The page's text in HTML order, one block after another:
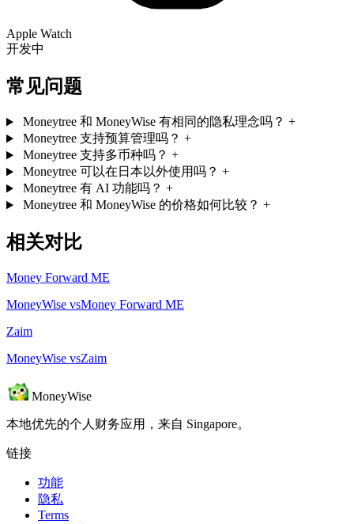
Apple Watch
开发中
常见问题
Moneytree 和 MoneyWise 有相同的隐私理念吗？ +
Moneytree 支持预算管理吗？ +
Moneytree 支持多币种吗？ +
Moneytree 可以在日本以外使用吗？ +
Moneytree 有 AI 功能吗？ +
Moneytree 和 MoneyWise 的价格如何比较？ +
相关对比
Money Forward ME
MoneyWise vsMoney Forward ME
Zaim
MoneyWise vsZaim
MoneyWise
本地优先的个人财务应用，来自 Singapore。
链接
功能
隐私
Terms